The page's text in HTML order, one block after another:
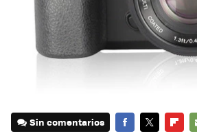
Sin comentarios